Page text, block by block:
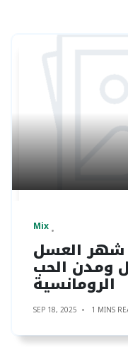
Mix
شهر العسل
ومدن الحب
الرومانسية
SEP 18, 2025 1 MINS